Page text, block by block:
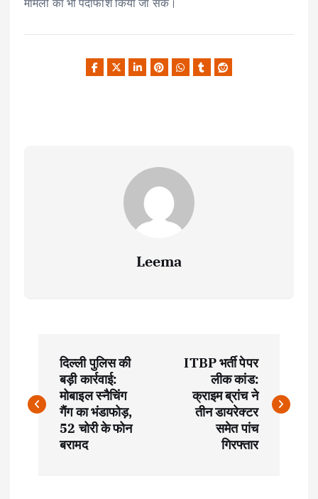
Leema
o
s
दिल्ली पुलिस की
बड़ी कार्रवाई:
मोबाइल स्नैचिंग
गैंग का भंडाफोड़,
52 चोरी के फोन
बरामद
ITBP भर्ती पेपर
लीक कांड:
क्राइम ब्रांच ने
तीन डायरेक्टर
समेत पांच
गिरफ्तार